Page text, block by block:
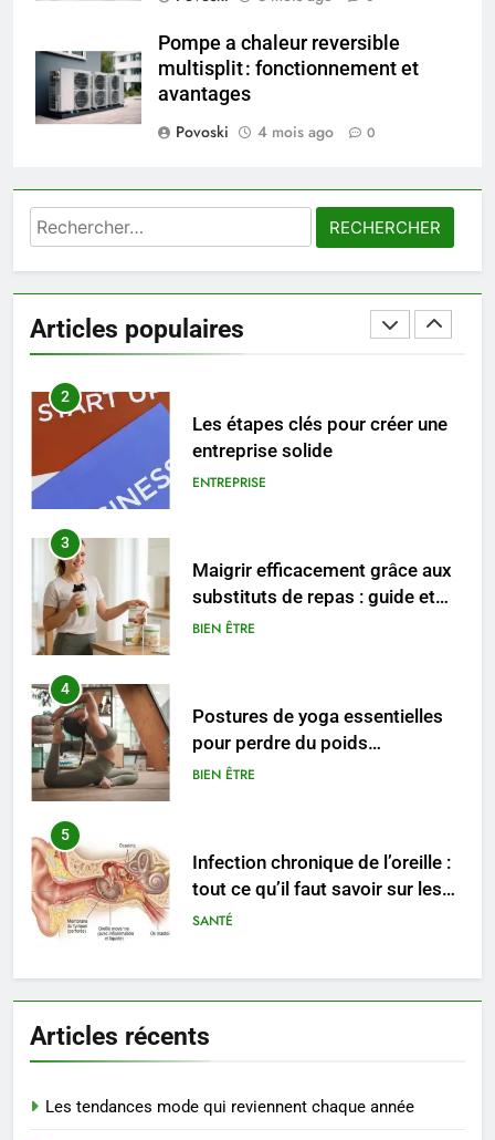
Pompe a chaleur reversible
multisplit : fonctionnement et
avantages
Povoski
4 mois ago 0
Rechercher :
Articles populaires
sérieux à un tarif juste ?
BIEN ÊTRE
1
Les tendances mode qui
MODE
2
ENTREPRISE
3
Maigrir efficacement grâce aux
substituts de repas : guide et
conseils pratiques
BIEN ÊTRE
4
Postures de yoga essentielles
pour perdre du poids
rapidement et durable
BIEN ÊTRE
5
Infection chronique de l’oreille :
tout ce qu’il faut savoir sur les
saignements
SANTÉ
6
Les secrets révélés pour une
peau éclatante grâce à The
Ordinary
SANTÉ
7
seniors: aménagement et
exercices
BIEN ÊTRE
Articles récents
Les tendances mode qui reviennent chaque année